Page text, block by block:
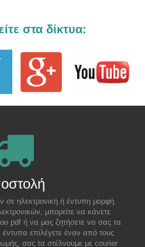
στα δίκτυα:
σε ηλεκτρονική ή έντυπη μορφή.
μπορείτε να κάνετε
pdf ή να μας ζητήσετε να σας τα
έντυπα επιλέγετε έναν από τους
σας τα στέλνουμε με courier